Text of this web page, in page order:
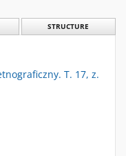
STRUCTURE
T. 17, z.